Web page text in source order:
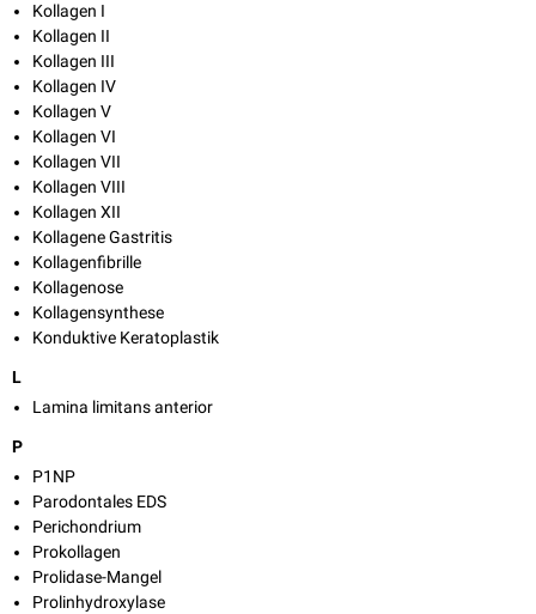
Kollagen I
Kollagen II
Kollagen III
Kollagen IV
Kollagen V
Kollagen VI
Kollagen VII
Kollagen VIII
Kollagen XII
Kollagene Gastritis
Kollagenfibrille
Kollagenose
Kollagensynthese
Konduktive Keratoplastik
L
Lamina limitans anterior
P
P1NP
Parodontales EDS
Perichondrium
Prokollagen
Prolidase-Mangel
Prolinhydroxylase